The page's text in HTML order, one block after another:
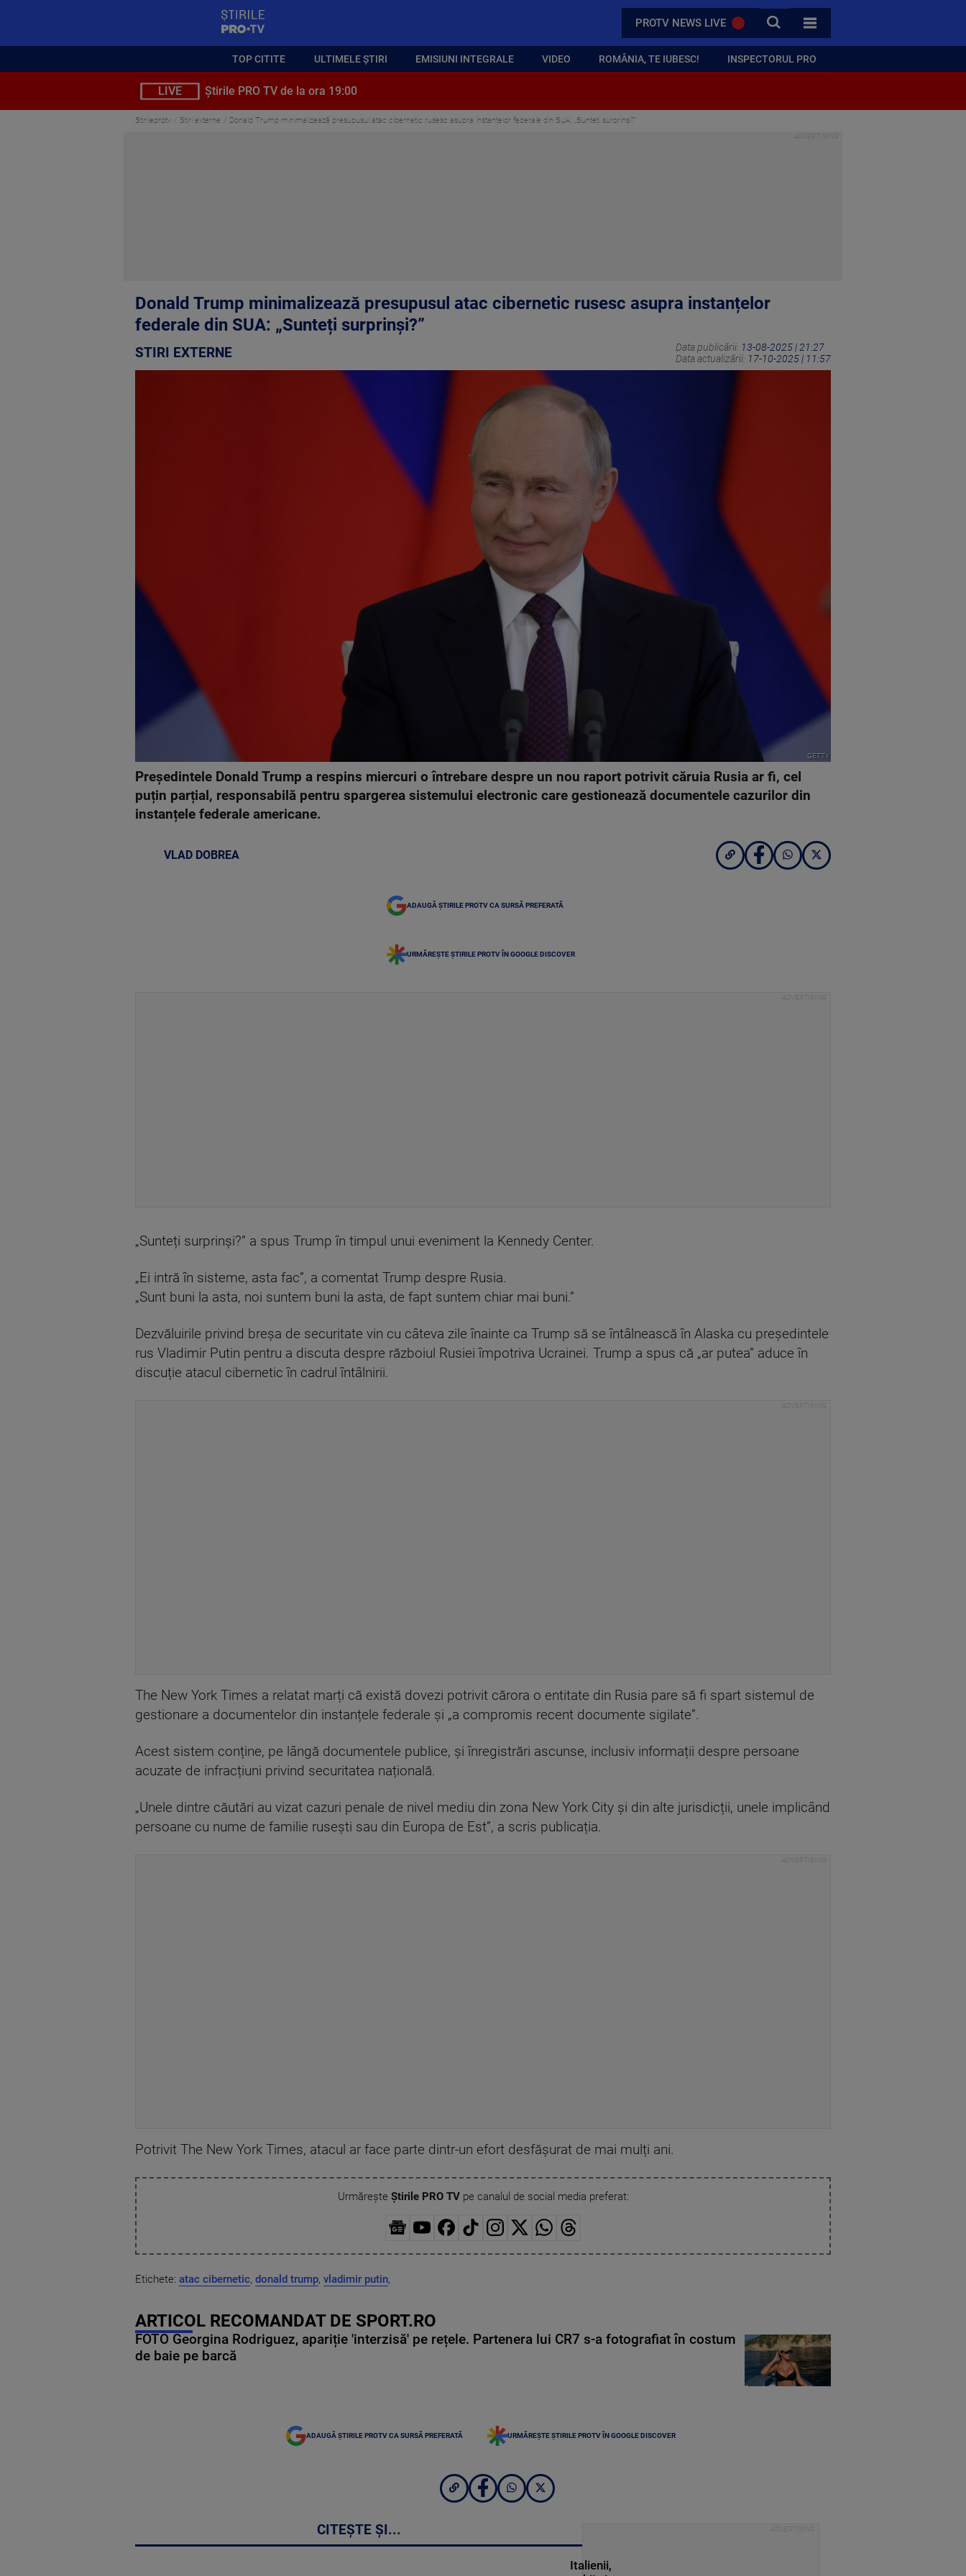
PROTV NEWS LIVE CAUTA
TOATE CATEGORIILE
TOP CITITE ULTIMELE ȘTIRI EMISIUNI INTEGRALE VIDEO ROMÂNIA, TE IUBESC! INSPECTORUL PRO
LIVE Știrile PRO TV de la ora 19:00
Stirileprotv Stiri externe Donald Trump minimalizează presupusul atac cibernetic rusesc asupra instanțelor federale din SUA: „Sunteți surprinși?”
Donald Trump minimalizează presupusul atac cibernetic rusesc asupra instanțelor
federale din SUA: „Sunteți surprinși?”
STIRI EXTERNE Data publicării: 13-08-2025 | 21:27
Data actualizării: 17-10-2025 | 11:57
GETTY
Președintele Donald Trump a respins miercuri o întrebare despre un nou raport potrivit căruia Rusia ar fi, cel
puțin parțial, responsabilă pentru spargerea sistemului electronic care gestionează documentele cazurilor din
instanțele federale americane.
VLAD DOBREA
ADAUGĂ ȘTIRILE PROTV CA SURSĂ PREFERATĂ
URMĂREȘTE ȘTIRILE PROTV ÎN GOOGLE DISCOVER
„Sunteți surprinși?” a spus Trump în timpul unui eveniment la Kennedy Center.
„Ei intră în sisteme, asta fac”, a comentat Trump despre Rusia.
„Sunt buni la asta, noi suntem buni la asta, de fapt suntem chiar mai buni.”
Dezvăluirile privind breșa de securitate vin cu câteva zile înainte ca Trump să se întâlnească în Alaska cu președintele
rus Vladimir Putin pentru a discuta despre războiul Rusiei împotriva Ucrainei. Trump a spus că „ar putea” aduce în
discuție atacul cibernetic în cadrul întâlnirii.
The New York Times a relatat marți că există dovezi potrivit cărora o entitate din Rusia pare să fi spart sistemul de
gestionare a documentelor din instanțele federale și „a compromis recent documente sigilate”.
Acest sistem conține, pe lângă documentele publice, și înregistrări ascunse, inclusiv informații despre persoane
acuzate de infracțiuni privind securitatea națională.
„Unele dintre căutări au vizat cazuri penale de nivel mediu din zona New York City și din alte jurisdicții, unele implicând
persoane cu nume de familie rusești sau din Europa de Est”, a scris publicația.
Potrivit The New York Times, atacul ar face parte dintr-un efort desfășurat de mai mulți ani.
Urmărește Știrile PRO TVpe canalul de social media preferat:
Etichete: atac cibernetic, donald trump, vladimir putin,
ARTICOL RECOMANDAT DE SPORT.RO
FOTO Georgina Rodriguez, apariție 'interzisă' pe rețele. Partenera lui CR7 s-a fotografiat în costum
de baie pe barcă
ADAUGĂ ȘTIRILE PROTV CA SURSĂ PREFERATĂ URMĂREȘTE ȘTIRILE PROTV ÎN GOOGLE DISCOVER
CITEȘTE ȘI...
Italienii,